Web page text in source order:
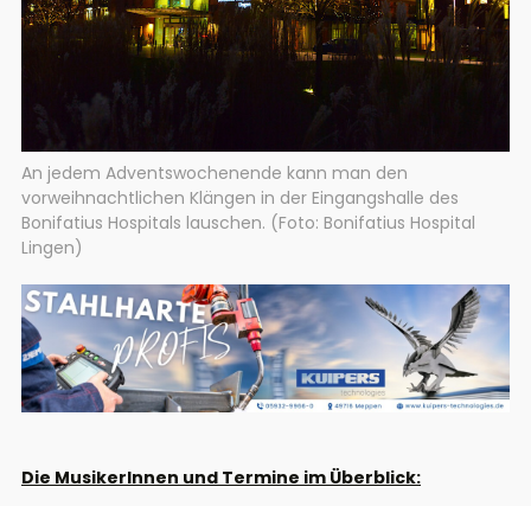
An jedem Adventswochenende kann man den
vorweihnachtlichen Klängen in der Eingangshalle des
Bonifatius Hospitals lauschen. (Foto: Bonifatius Hospital
Lingen)
Die MusikerInnen und Termine im Überblick: